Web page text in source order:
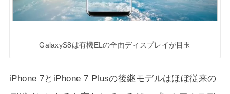
GalaxyS8は有機ELの全面ディスプレイが目玉
iPhone 7とiPhone 7 Plusの後継モデルはほぼ従来の